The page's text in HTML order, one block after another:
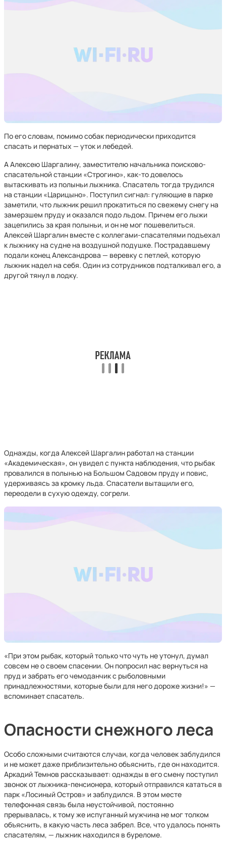
По его словам, помимо собак периодически приходится
спасать и пернатых — уток и лебедей.
А Алексею Шаргалину, заместителю начальника поисково-
спасательной станции «Строгино», как-то довелось
вытаскивать из полыньи лыжника. Спасатель тогда трудился
на станции «Царицыно». Поступил сигнал: гуляющие в парке
заметили, что лыжник решил прокатиться по свежему снегу на
замерзшем пруду и оказался подо льдом. Причем его лыжи
зацепились за края полыньи, и он не мог пошевелиться.
Алексей Шаргалин вместе с коллегами-спасателями подъехал
к лыжнику на судне на воздушной подушке. Пострадавшему
подали конец Александрова — веревку с петлей, которую
лыжник надел на себя. Один из сотрудников подталкивал его, а
другой тянул в лодку.
Однажды, когда Алексей Шаргалин работал на станции
«Академическая», он увидел с пункта наблюдения, что рыбак
провалился в полынью на Большом Садовом пруду и повис,
удерживаясь за кромку льда. Спасатели вытащили его,
переодели в сухую одежду, согрели.
«При этом рыбак, который только что чуть не утонул, думал
совсем не о своем спасении. Он попросил нас вернуться на
пруд и забрать его чемоданчик с рыболовными
принадлежностями, которые были для него дороже жизни!» —
вспоминает спасатель.
Опасности снежного леса
Особо сложными считаются случаи, когда человек заблудился
и не может даже приблизительно объяснить, где он находится.
Аркадий Темнов рассказывает: однажды в его смену поступил
звонок от лыжника-пенсионера, который отправился кататься в
парк «Лосиный Остров» и заблудился. В этом месте
телефонная связь была неустойчивой, постоянно
прерывалась, к тому же испуганный мужчина не мог толком
объяснить, в какую часть леса забрел. Все, что удалось понять
спасателям, — лыжник находился в буреломе.